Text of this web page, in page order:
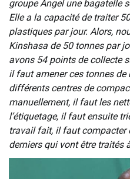
groupe Angel une bagatelle
Elle a la capacité de traiter
plastiques par jour. Alors,
Kinshasa de 50 tonnes par
avons 54 points de collecte
il faut amener ces tonnes
différents centres de
manuellement, il faut les
l’étiquetage, il faut ensuite
travail fait, il faut compacter
derniers qui vont être traités